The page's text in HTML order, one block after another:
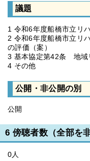
議題
1 令和6年度船橋市立リ
2 令和6年度船橋市立リ
の評価（案）
3 基本協定第42条 地域
4 その他
公開・非公開の別
公開
6 傍聴者数（全部を
0人